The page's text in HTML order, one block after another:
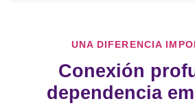
UNA DIFERENCIA
Conexión
dependencia